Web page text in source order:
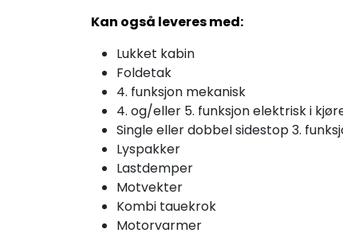
Kan også leveres med:
Lukket kabin
Foldetak
4. funksjon mekanisk
4. og/eller 5. funksjon elektrisk i
Single eller dobbel sidestop 3.
Lyspakker
Lastdemper
Motvekter
Kombi tauekrok
Motorvarmer